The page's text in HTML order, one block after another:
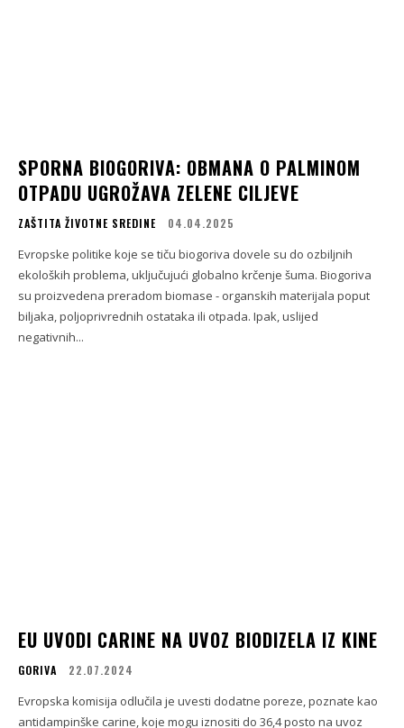
SPORNA BIOGORIVA: OBMANA O PALMINOM
OTPADU UGROŽAVA ZELENE CILJEVE
ZAŠTITA ŽIVOTNE SREDINE 04.04.2025
Evropske politike koje se tiču biogoriva dovele su do ozbiljnih
ekoloških problema, uključujući globalno krčenje šuma. Biogoriva
su proizvedena preradom biomase - organskih materijala poput
biljaka, poljoprivrednih ostataka ili otpada. Ipak, uslijed
negativnih...
EU UVODI CARINE NA UVOZ BIODIZELA IZ KINE
GORIVA 22.07.2024
Evropska komisija odlučila je uvesti dodatne poreze, poznate kao
antidampinške carine, koje mogu iznositi do 36,4 posto na uvoz